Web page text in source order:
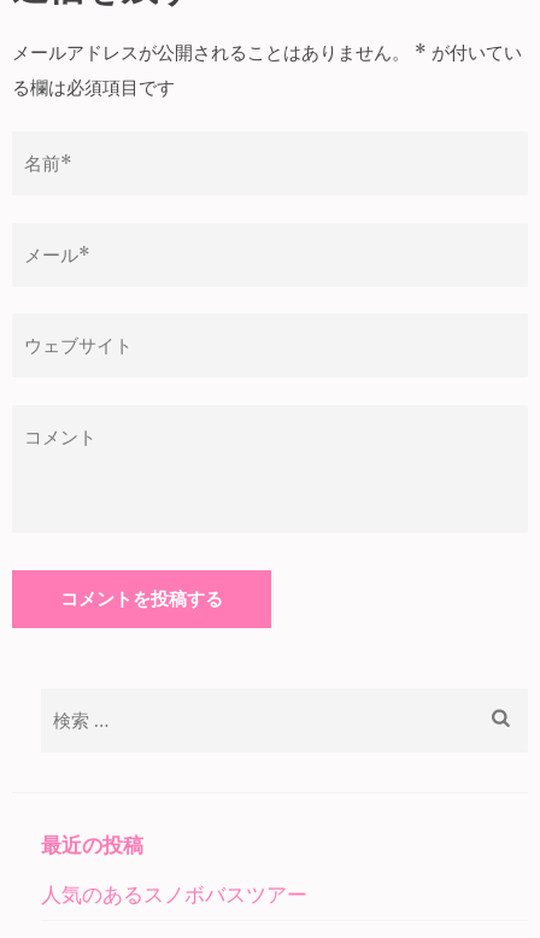
ビ
ゲ
ー
ョ
メールアドレスが公開されることはありません。 * が付いてい
る欄は必須項目です
最近の投稿
人気のあるスノボバスツアー